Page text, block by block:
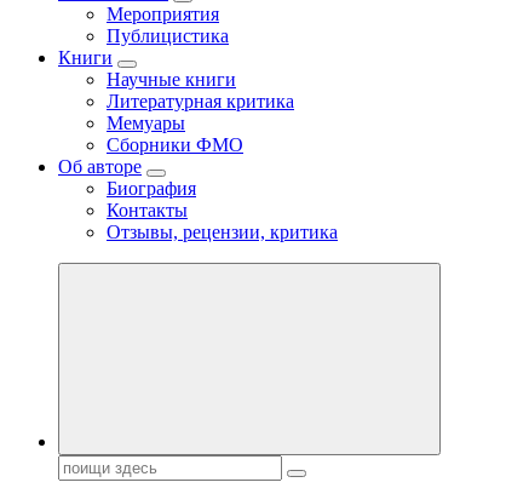
Мероприятия
Публицистика
Книги
Научные книги
Литературная критика
Мемуары
Сборники ФМО
Об авторе
Биография
Контакты
Отзывы, рецензии, критика
Поиск: